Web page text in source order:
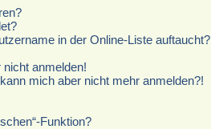
in der Online-Liste auftaucht?
anmelden!
mich aber nicht mehr anmelden?!
Funktion?